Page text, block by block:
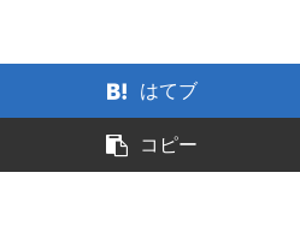
はてブ
コピー